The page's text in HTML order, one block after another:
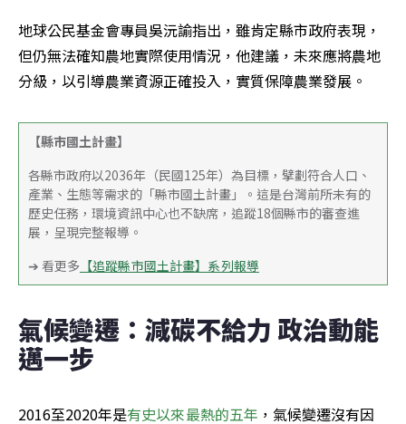
地球公民基金會專員吳沅諭指出，雖肯定縣市政府表現，
但仍無法確知農地實際使用情況，他建議，未來應將農地
分級，以引導農業資源正確投入，實質保障農業發展。
【縣市國土計畫】
各縣市政府以2036年（民國125年）為目標，擘劃符合人口、
產業、生態等需求的「縣市國土計畫」。這是台灣前所未有的
歷史任務，環境資訊中心也不缺席，追蹤18個縣市的審查進
展，呈現完整報導。
➔ 看更多 【追蹤縣市國土計畫】系列報導
氣候變遷：減碳不給力 政治動能
邁一步
2016至2020年是有史以來最熱的五年 ，氣候變遷沒有因